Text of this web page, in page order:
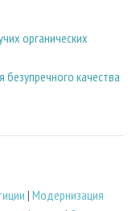
органических
качества
| Модернизация